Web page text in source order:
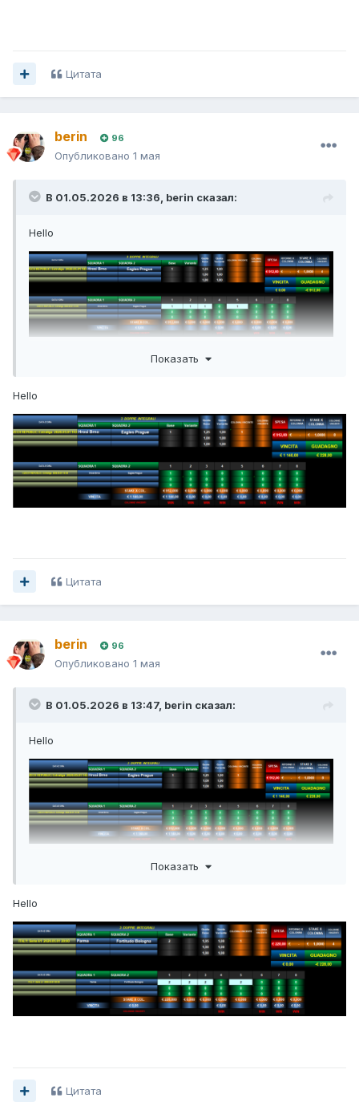
Цитата
berin 96
Опубликовано 1 мая
В 01.05.2026 в 13:36, berin сказал:
Hello
Показать
Hello
Цитата
berin 96
Опубликовано 1 мая
В 01.05.2026 в 13:47, berin сказал:
Hello
Показать
Hello
Цитата